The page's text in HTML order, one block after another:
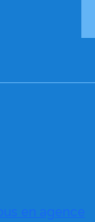
en agence